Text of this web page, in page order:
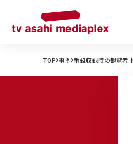
TOP 事例 番組収録時の観覧者